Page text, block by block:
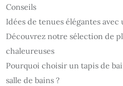
Conseils
Idées de tenues élégantes
Découvrez notre sélection de
chaleureuses
Pourquoi choisir un tapis de
salle de bains ?